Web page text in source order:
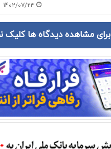
1402/07/23
برای مشاهده دیدگاه ها کلیک